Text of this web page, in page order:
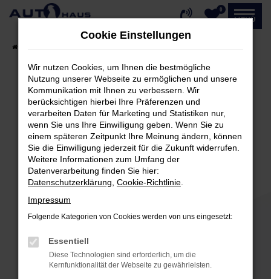
Zum
0
MENÜ
Fehler: Network Error
Beim Laden ist ein Fehler aufgetreten.
Hier sind ein paar Tipps, die dir helfen können:
Überprüfe deine Firewall und deine
Internetverbindung.
Laden andere Webseiten, zum Beispiel deine
Suchmaschine?
Prüfe deine Browsererweiterungen.
können das Laden bestimmter Seiten
verhindern. Funktioniert die Seite in einem
anderen Browser oder in einem privaten
Cookie Einstellungen
Wir nutzen Cookies, um Ihnen die bestmögliche
Nutzung unserer Webseite zu ermöglichen und unsere
Kommunikation mit Ihnen zu verbessern. Wir
berücksichtigen hierbei Ihre Präferenzen und
verarbeiten Daten für Marketing und Statistiken nur,
wenn Sie uns Ihre Einwilligung geben. Wenn Sie zu
einem späteren Zeitpunkt Ihre Meinung ändern, können
Sie die Einwilligung jederzeit für die Zukunft widerrufen.
Weitere Informationen zum Umfang der
Datenverarbeitung finden Sie hier:
Datenschutzerklärung Cookie-Richtlinie
Impressum
Folgende Kategorien von Cookies werden von uns eingesetzt:
Essentiell
Diese Technologien sind erforderlich, um die
Kernfunktionalität der Webseite zu gewährleisten.